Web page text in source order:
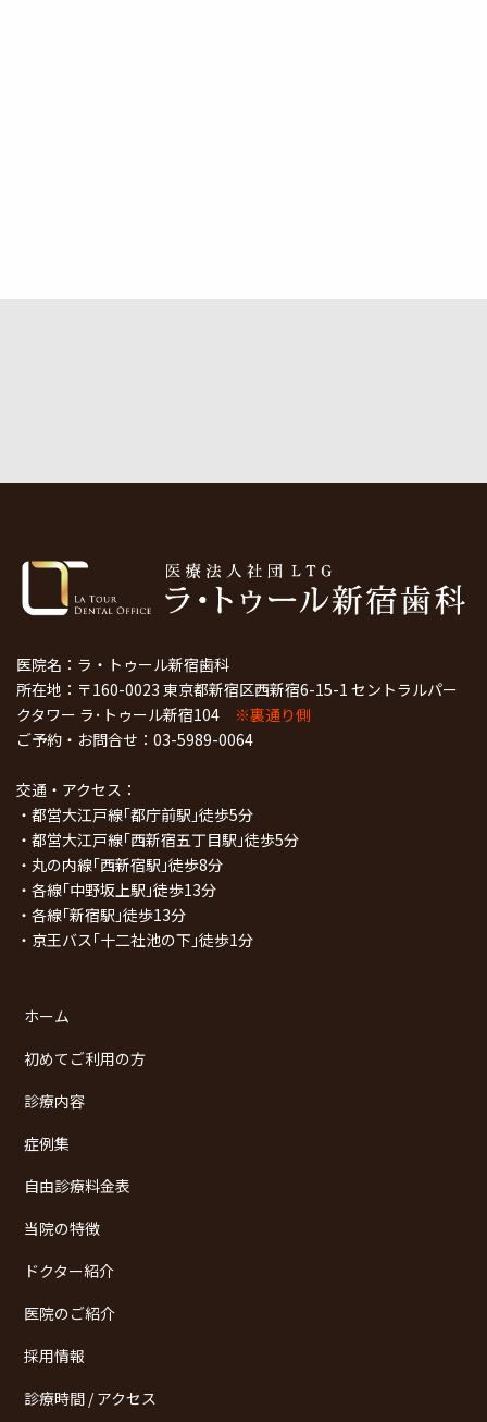
医院名：ラ・トゥール新宿歯科
所在地：〒160-0023 東京都新宿区西新宿6-15-1 セントラルパー
クタワー ラ･トゥール新宿104 ※裏通り側
ご予約・お問合せ： 03-5989-0064
交通・アクセス：
・都営大江戸線｢都庁前駅｣徒歩5分
・都営大江戸線｢西新宿五丁目駅｣徒歩5分
・丸の内線｢西新宿駅｣徒歩8分
・各線｢中野坂上駅｣徒歩13分
・各線｢新宿駅｣徒歩13分
・京王バス｢十二社池の下｣徒歩1分
ホーム
初めてご利用の方
診療内容
症例集
自由診療料金表
当院の特徴
ドクター紹介
医院のご紹介
採用情報
診療時間 / アクセス